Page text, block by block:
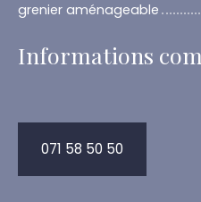
grenier aménageable
Informations
071 58 50 50